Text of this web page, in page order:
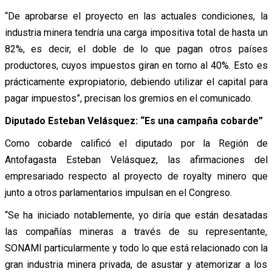
“De aprobarse el proyecto en las actuales condiciones, la
industria minera tendría una carga impositiva total de hasta un
82%, es decir, el doble de lo que pagan otros países
productores, cuyos impuestos giran en torno al 40%. Esto es
prácticamente expropiatorio, debiendo utilizar el capital para
pagar impuestos”, precisan los gremios en el comunicado.
Diputado Esteban Velásquez: “Es una campaña cobarde”
Como cobarde calificó el diputado por la Región de
Antofagasta Esteban Velásquez, las afirmaciones del
empresariado respecto al proyecto de royalty minero que
junto a otros parlamentarios impulsan en el Congreso.
“Se ha iniciado notablemente, yo diría que están desatadas
las compañías mineras a través de su representante,
SONAMI particularmente y todo lo que está relacionado con la
gran industria minera privada, de asustar y atemorizar a los